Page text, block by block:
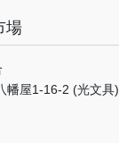
場
幡屋1-16-2 (光文具)